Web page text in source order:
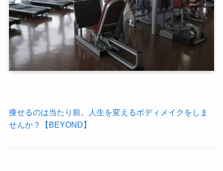
痩せるのは当たり前。人生を変えるボディメイクをしま
せんか？【BEYOND】